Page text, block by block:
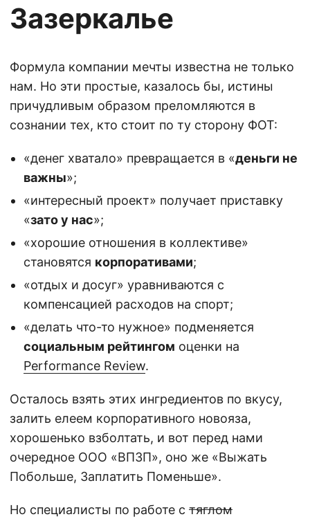
Зазеркалье
Формула компании мечты известна не только
нам. Но эти простые, казалось бы, истины
причудливым образом преломляются в
сознании тех, кто стоит по ту сторону ФОТ:
«денег хватало» превращается в «деньги не
важны»;
«интересный проект» получает приставку
«зато у нас»;
«хорошие отношения в коллективе»
становятся корпоративами;
«отдых и досуг» уравниваются с
компенсацией расходов на спорт;
«делать что-то нужное» подменяется
социальным рейтингом оценки на
Performance Review.
Осталось взять этих ингредиентов по вкусу,
залить елеем корпоративного новояза,
хорошенько взболтать, и вот перед нами
очередное ООО «ВПЗП», оно же «Выжать
Побольше, Заплатить Поменьше».
Но специалисты по работе с тяглом